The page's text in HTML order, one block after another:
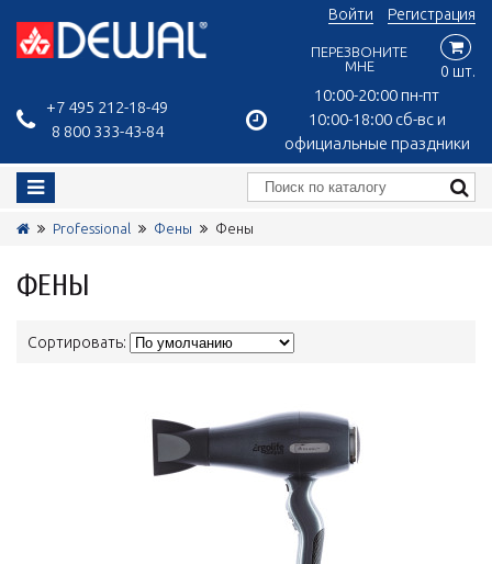
+7 495 212-18-49
8 800 333-43-84
10:00-20:00 пн-пт
10:00-18:00 сб-вс и
официальные праздники
Войти Регистрация
ПЕРЕЗВОНИТЕ
МНЕ
0 шт.
Professional Фены Фены
ФЕНЫ
Сортировать: